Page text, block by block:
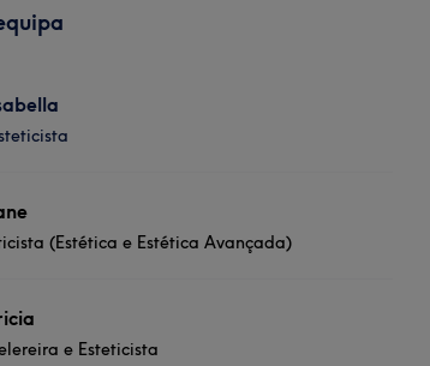
(Estética e Estética Avançada)
e Esteticista